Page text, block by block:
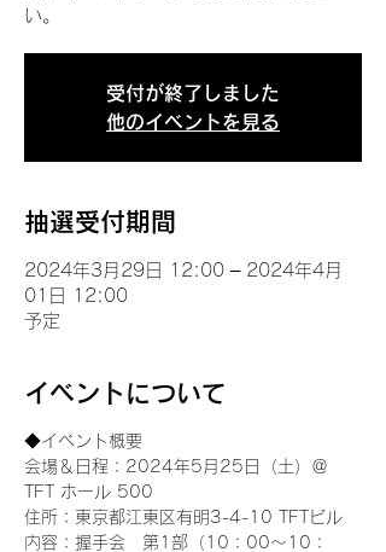
い。
受付が終了しました
他のイベントを見る
抽選受付期間
2024年3月29日 12:00 – 2024年4月
01日 12:00
予定
イベントについて
◆イベント概要
会場＆日程：2024年5月25日（土）＠
TFT ホール 500
住所：東京都江東区有明3-4-10 TFTビル
内容：握手会　第1部（10：00～10：